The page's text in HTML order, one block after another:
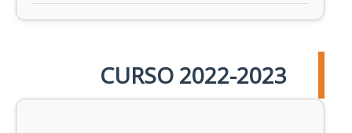
CURSO 2022-2023